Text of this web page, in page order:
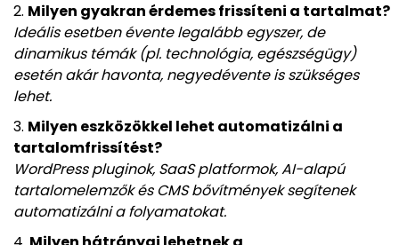
Milyen gyakran érdemes frissíteni a tartalmat?
Ideális esetben évente legalább egyszer, de
dinamikus témák (pl. technológia, egészségügy)
esetén akár havonta, negyedévente is szükséges
lehet.
Milyen eszközökkel lehet automatizálni a
tartalomfrissítést?
WordPress pluginok, SaaS platformok, AI-alapú
tartalomelemzők és CMS bővítmények segítenek
automatizálni a folyamatokat.